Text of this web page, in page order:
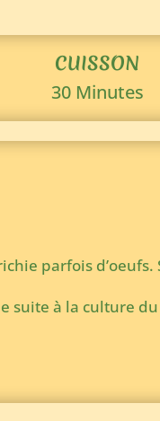
CUISSON
30 Minutes
parfois
suite à la culture